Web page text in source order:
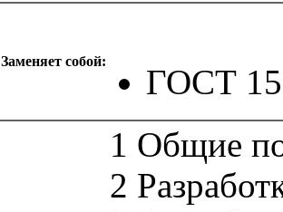
Заменяет собой:
ГОСТ
1 Общие
2